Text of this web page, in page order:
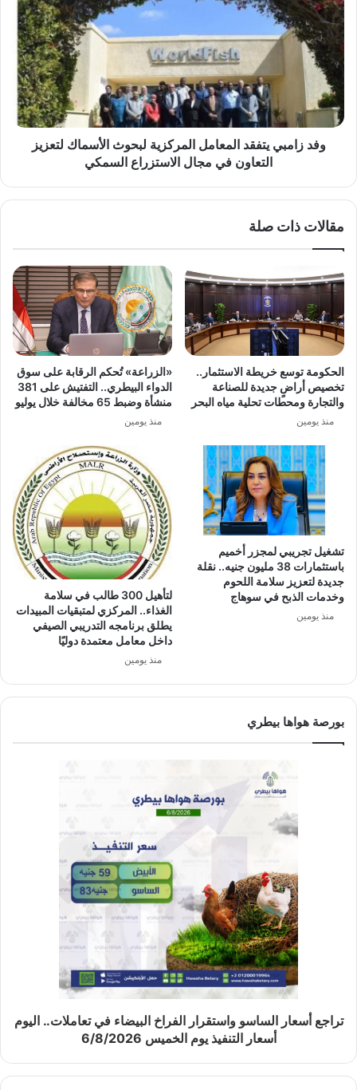
زامبي
يتفقد
المعامل
المركزية
لبحوث
الأسماك
لتعزيز
التعاون
وفد زامبي يتفقد المعامل المركزية لبحوث الأسماك لتعزيز
التعاون في مجال الاستزراع السمكي
مقالات ذات صلة
الحكومة توسع خريطة الاستثمار..
تخصيص أراضٍ جديدة للصناعة
والتجارة ومحطات تحلية مياه البحر
منذ يومين
«الزراعة» تُحكم الرقابة على سوق
الدواء البيطري.. التفتيش على 381
منشأة وضبط 65 مخالفة خلال يوليو
منذ يومين
تشغيل تجريبي لمجزر أخميم
باستثمارات 38 مليون جنيه.. نقلة
جديدة لتعزيز سلامة اللحوم
وخدمات الذبح في سوهاج
منذ يومين
لتأهيل 300 طالب في سلامة
الغذاء.. المركزي لمتبقيات المبيدات
يطلق برنامجه التدريبي الصيفي
داخل معامل معتمدة دوليًا
منذ يومين
بورصة هواها بيطري
تراجع أسعار الساسو واستقرار الفراخ البيضاء في تعاملات.. اليوم
أسعار التنفيذ يوم الخميس 6/8/2026